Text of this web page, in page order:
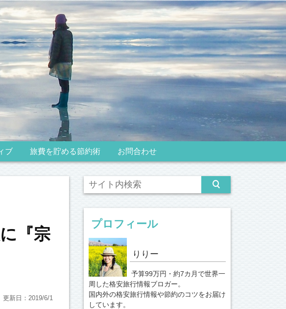
ブ 旅費を貯める節約術 お問合わせ
『宗
更新日：2019/6/1
プロフィール
りりー
予算99万円・約7カ月で世界一
周した格安旅行情報ブロガー。
国内外の格安旅行情報や節約のコツをお届け
しています。